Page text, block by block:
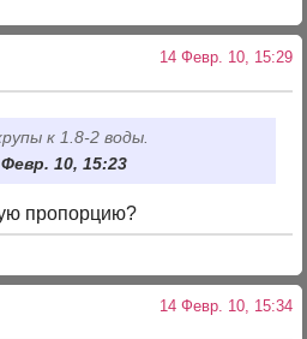
14 Февр. 10, 15:29
к 1.8-2 воды.
10, 15:23
пропорцию?
14 Февр. 10, 15:34